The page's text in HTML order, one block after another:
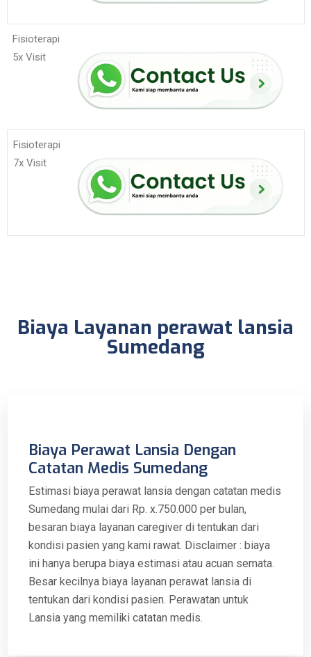
Fisioterapi
5x Visit
Fisioterapi
7x Visit
Biaya Layanan perawat lansia
Sumedang
Biaya Perawat Lansia Dengan
Catatan Medis Sumedang
Estimasi biaya perawat lansia dengan catatan medis
Sumedang mulai dari Rp. x.750.000 per bulan,
besaran biaya layanan caregiver di tentukan dari
kondisi pasien yang kami rawat. Disclaimer : biaya
ini hanya berupa biaya estimasi atau acuan semata.
Besar kecilnya biaya layanan perawat lansia di
tentukan dari kondisi pasien. Perawatan untuk
Lansia yang memiliki catatan medis.